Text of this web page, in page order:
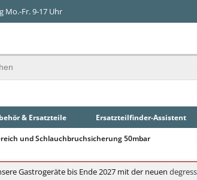
Mo.-Fr. 9-17 Uhr
& Ersatzteile Ersatzteilfinder-Assistent
und Schlauchbruchsicherung 50mbar
Gastrogeräte bis Ende 2027 mit der neuen